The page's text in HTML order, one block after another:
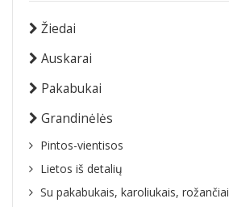
Žiedai
Auskarai
Pakabukai
Grandinėlės
Pintos-vientisos
Lietos iš detalių
Su pakabukais, karoliukais, rožančiai